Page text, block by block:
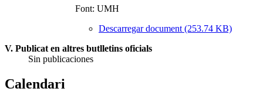
Font: UMH
Descarregar document (253.74 KB)
V. Publicat en altres butlletins oficials
Sin publicaciones
Calendari